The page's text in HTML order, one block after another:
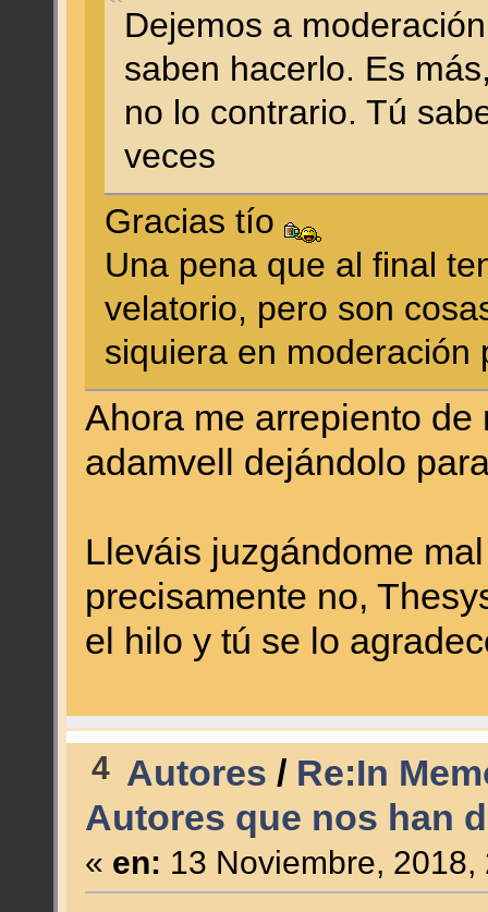
Dejemos a
saben hacerlo. Es
no lo contrario. Tú
veces
Gracias tío
Una pena que al final
velatorio, pero son
siquiera en moderación
Ahora me arrepiento
adamvell dejándolo
Lleváis juzgándome
precisamente no,
el hilo y tú se lo
4 Autores / Re:In
Autores que nos han
« en: 13 Noviembre, 2018,